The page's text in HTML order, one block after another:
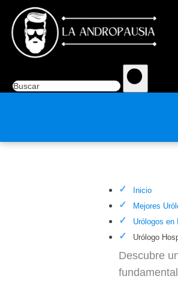
Inicio
Mejores
Urólogos en
Urólogo
Descubre